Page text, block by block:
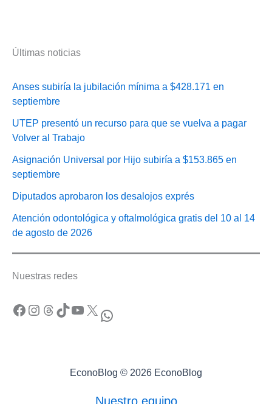
Últimas noticias
Anses subiría la jubilación mínima a $428.171 en
septiembre
UTEP presentó un recurso para que se vuelva a pagar
Volver al Trabajo
Asignación Universal por Hijo subiría a $153.865 en
septiembre
Diputados aprobaron los desalojos exprés
Atención odontológica y oftalmológica gratis del 10 al 14
de agosto de 2026
Nuestras redes
Facebook Instagram Threads TikTok YouTube X WhatsApp
EconoBlog © 2026 EconoBlog
Nuestro equipo